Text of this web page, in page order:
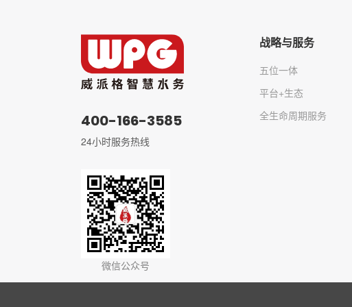
400-166-3585
24小时服务热线
微信公众号
战略与服务
五位一体
平台+生态
全生命周期服务